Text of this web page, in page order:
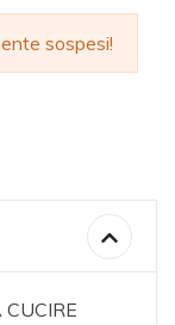
sospesi!